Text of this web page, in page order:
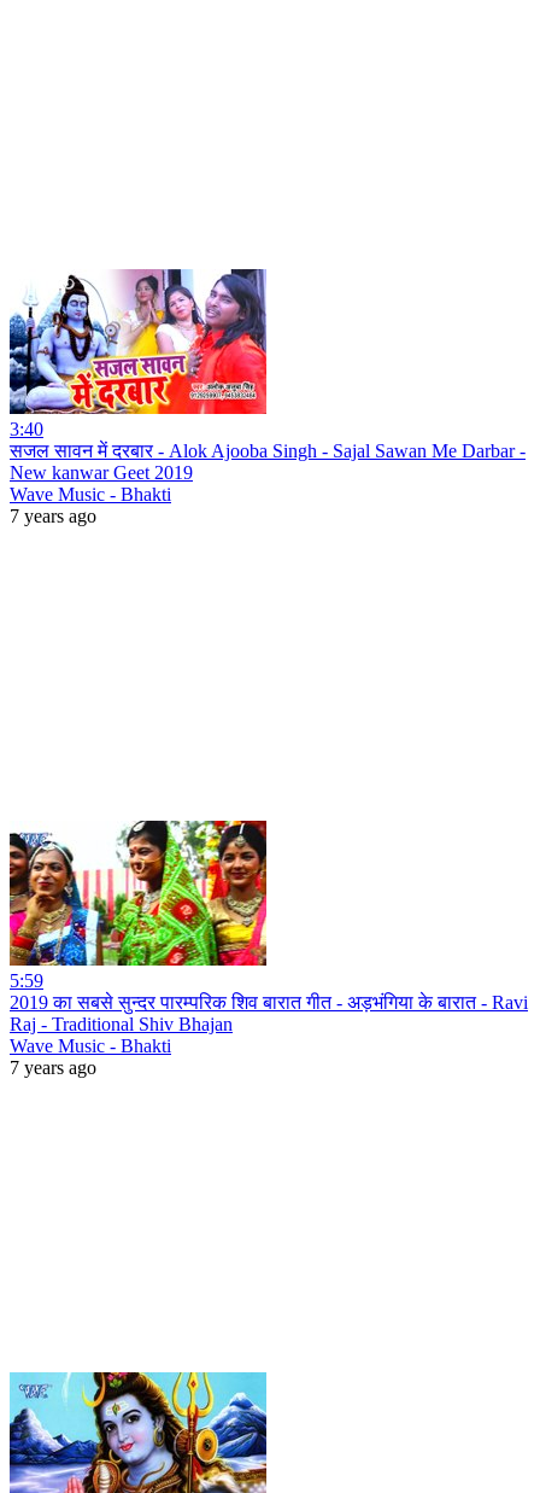
3:40
सजल सावन में दरबार - Alok Ajooba Singh - Sajal Sawan Me Darbar -
New kanwar Geet 2019
Wave Music - Bhakti
7 years ago
5:59
2019 का सबसे सुन्दर पारम्परिक शिव बारात गीत - अड़भंगिया के बारात - Ravi
Raj - Traditional Shiv Bhajan
Wave Music - Bhakti
7 years ago